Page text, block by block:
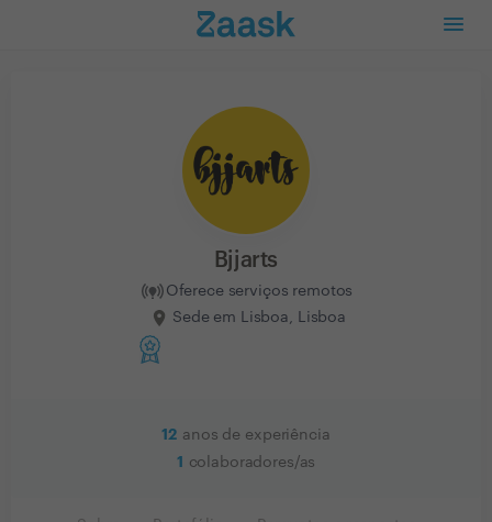
Bjjarts
Oferece serviços remotos
Sede em Lisboa, Lisboa
12 anos de experiência
1
colaboradores/as